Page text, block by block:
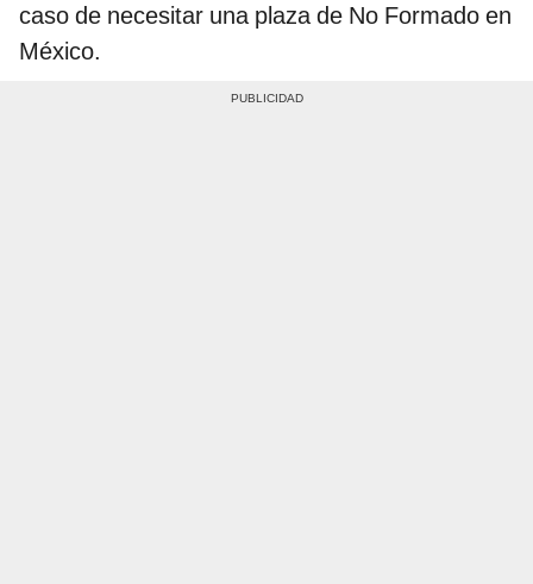
caso de necesitar una plaza de No Formado en
México.